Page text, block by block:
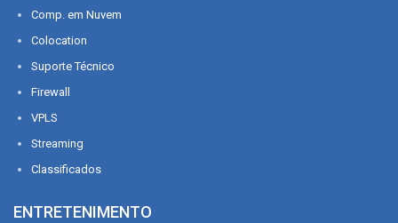
Comp. em Nuvem
Colocation
Suporte Técnico
Firewall
VPLS
Streaming
Classificados
ENTRETENIMENTO